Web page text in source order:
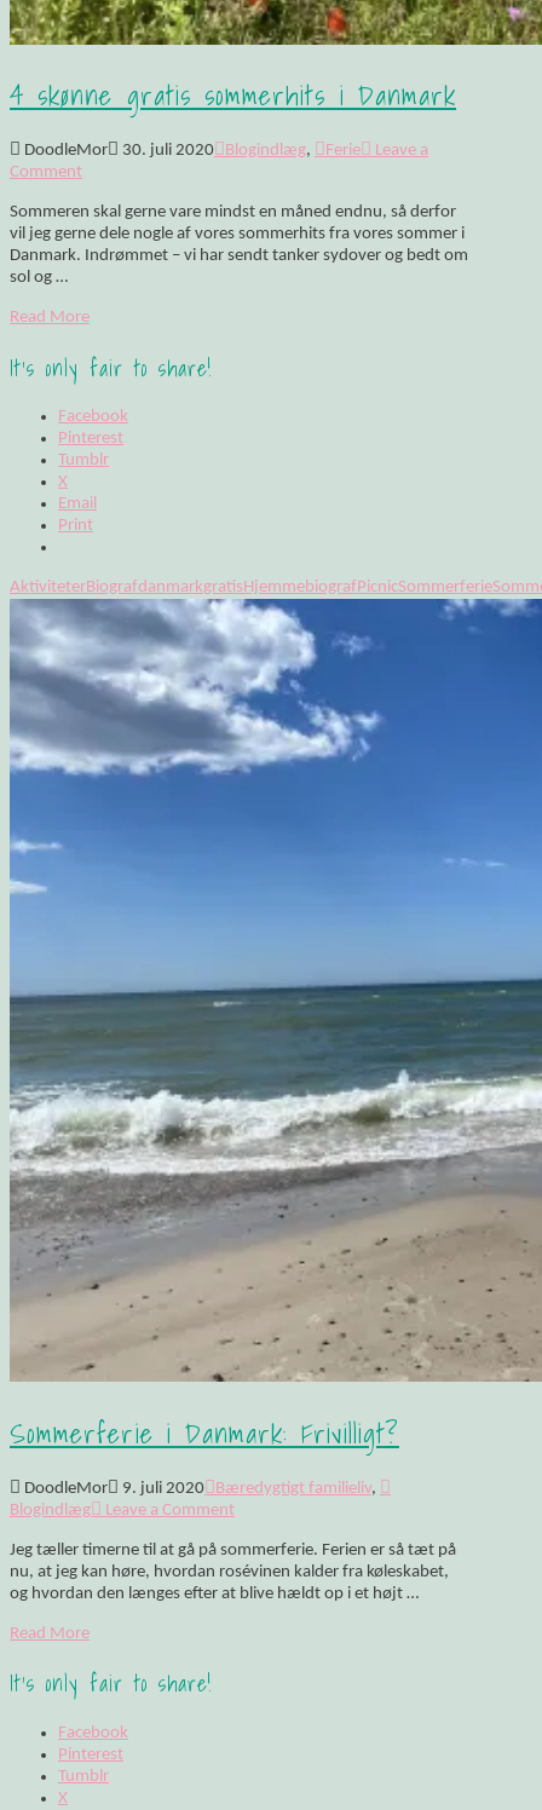
4 skønne gratis sommerhits i Danmark
DoodleMor 30. juli 2020 Blogindlæg, Ferie
Leave a
Comment
Sommeren skal gerne vare mindst en måned endnu, så derfor
vil jeg gerne dele nogle af vores sommerhits fra vores sommer i
Danmark. Indrømmet – vi har sendt tanker sydover og bedt om
sol og …
Read More
It's only fair to share!
Facebook
Pinterest
Tumblr
X
Email
Print
AktiviteterBiografdanmarkgratisHjemmebiografPicnicSommerferie
Sommerferie i Danmark: Frivilligt?
DoodleMor 9. juli 2020 Bæredygtigt familieliv,
Blogindlæg
Leave a Comment
Jeg tæller timerne til at gå på sommerferie. Ferien er så tæt på
nu, at jeg kan høre, hvordan rosévinen kalder fra køleskabet,
og hvordan den længes efter at blive hældt op i et højt …
Read More
It's only fair to share!
Facebook
Pinterest
Tumblr
X